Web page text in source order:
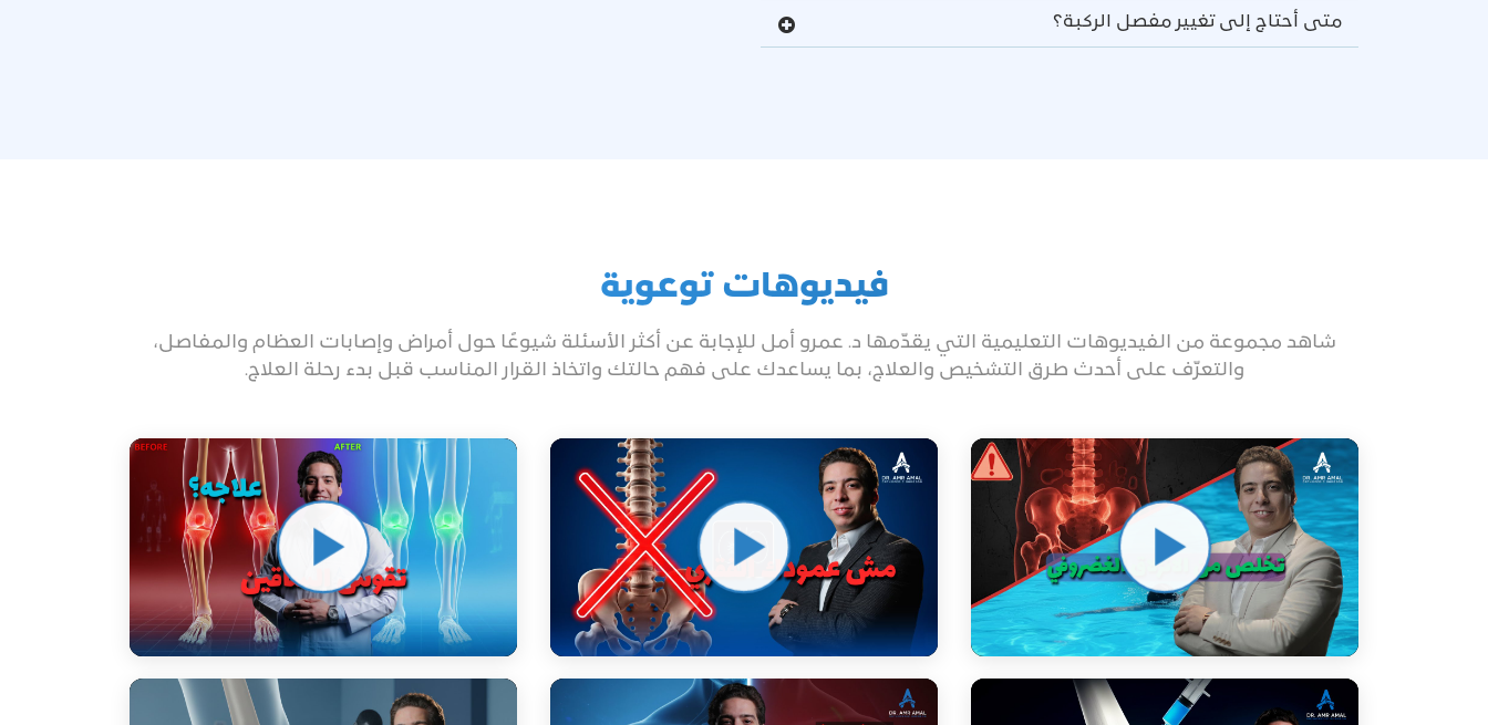
متى أحتاج إلى تغيير مفصل الركبة؟
فيديوهات توعوية
شاهد مجموعة من الفيديوهات التعليمية التي يقدّمها د. عمرو أمل للإجابة عن أكثر الأسئلة شيوعًا حول أمراض وإصابات العظام والمفاصل،
والتعرّف على أحدث طرق التشخيص والعلاج، بما يساعدك على فهم حالتك واتخاذ القرار المناسب قبل بدء رحلة العلاج.